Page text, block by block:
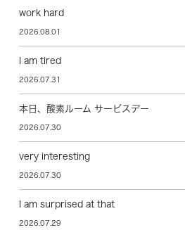
work hard
2026.08.01
I am tired
2026.07.31
本日、酸素ルーム サービスデー
2026.07.30
very interesting
2026.07.30
I am surprised at that
2026.07.29